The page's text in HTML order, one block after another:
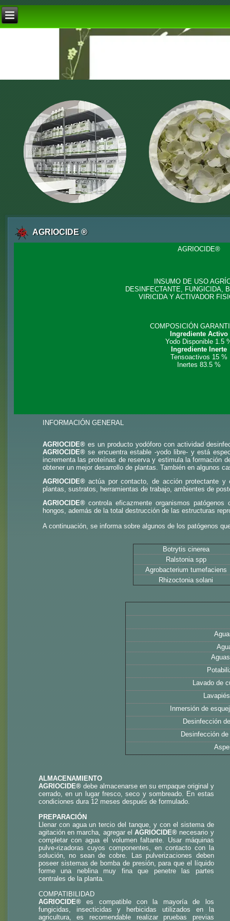
AGRIOCIDE ®
AGRIOCIDE®
INSUMO DE USO
DESINFECTANTE, FUNGICIDA,
VIRICIDA Y ACTIVADOR
COMPOSICIÓN
Ingrediente Activo
Yodo Disponible 1.5
Ingrediente Inerte
Tensoactivos 15 %
Inertes 83.5 %
INFORMACIÓN GENERAL
AGRIOCIDE®es un producto yodóforo con actividad
AGRIOCIDE®se encuentra estable -yodo libre- y está
incrementa las proteínas de reserva y estimula la formación
obtener un mejor desarrollo de plantas. También en algunos
AGRIOCIDE®actúa por contacto, de acción protectante y
plantas, sustratos, herramientas de trabajo, ambientes de
AGRIOCIDE®controla eficazmente organismos patógenos
hongos, además de la total destrucción de las estructuras
A continuación, se informa sobre algunos de los patógenos
Botrytis cinerea
Ralstonia spp
Agrobacterium tumefaciens
Rhizoctonia solani
Lavado de
Inmersión de
Desinfección
Desinfección
ALMACENAMIENTO
AGRIOCIDE® debe almacenarse en su empaque original y
cerrado, en un lugar fresco, seco y sombreado. En estas
condiciones dura 12 meses después de formulado.
PREPARACIÓN
Llenar con agua un tercio del tanque, y con el sistema de
agitación en marcha, agregar elAGRIOCIDE® necesario y
completar con agua el volumen faltante. Usar máquinas
pulve-rizadoras cuyos componentes, en contacto con la
solución, no sean de cobre. Las pulverizaciones deben
poseer sistemas de bomba de presión, para que el líquido
forme una neblina muy fina que penetre las partes
centrales de la planta.
COMPATIBILIDAD
AGRIOCIDE®
es compatible con la mayoría de los
fungicidas, insecticidas y herbicidas utilizados en la
agricultura, es recomendable realizar pruebas previas